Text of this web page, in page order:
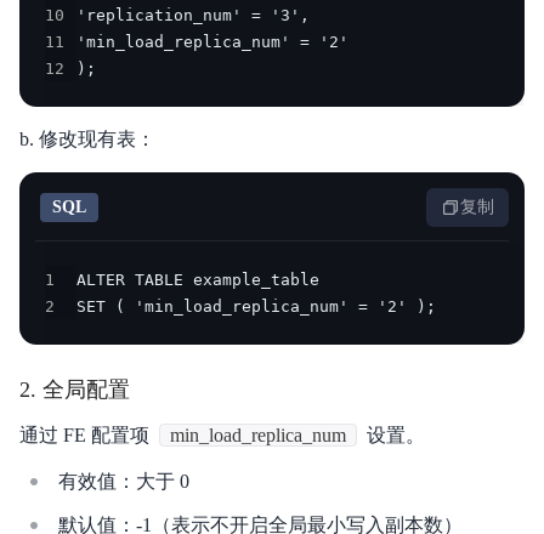
10
11
12
);
b. 修改现有表：
SQL 复制
1
2
SET ( 'min_load_replica_num' = '2' );
2. 全局配置
通过 FE 配置项 min_load_replica_num 设置。
有效值：大于 0
默认值：-1（表示不开启全局最小写入副本数）